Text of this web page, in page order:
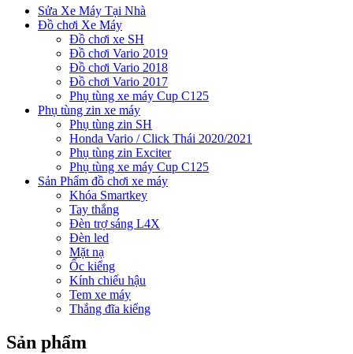
Sửa Xe Máy Tại Nhà
Đồ chơi Xe Máy
Đồ chơi xe SH
Đồ chơi Vario 2019
Đồ chơi Vario 2018
Đồ chơi Vario 2017
Phụ tùng xe máy Cup C125
Phụ tùng zin xe máy
Phụ tùng zin SH
Honda Vario / Click Thái 2020/2021
Phụ tùng zin Exciter
Phụ tùng xe máy Cup C125
Sản Phẩm đồ chơi xe máy
Khóa Smartkey
Tay thắng
Đèn trợ sáng L4X
Đèn led
Mặt nạ
Ốc kiểng
Kính chiếu hậu
Tem xe máy
Thắng đĩa kiểng
Sản phẩm